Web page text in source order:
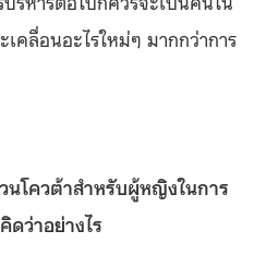
คลื่อนอะไรใหม่ๆ มากกว่าการ
โควต้าสำหรับผู้หญิงในการ
ดว่าอย่างไร